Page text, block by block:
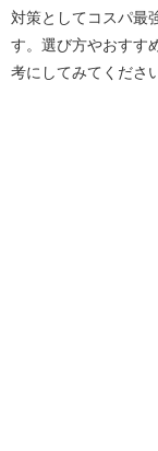
対策としてコスパ最
す。選び方やおすす
考にしてみてくださ